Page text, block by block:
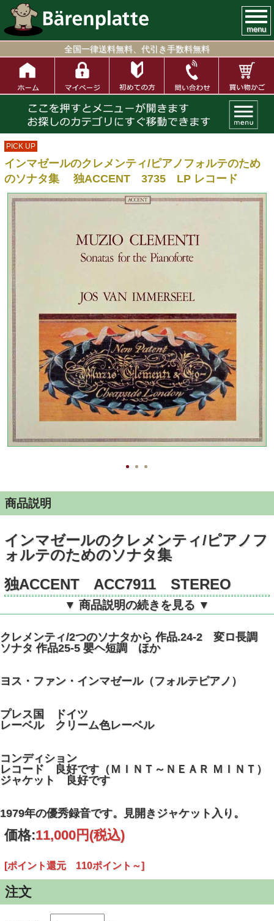
menu
全国一律送料無料、代引き手数料無料
PICK UP
インマゼールのクレメンティ/ピアノフォルテのため
のソナタ集 独ACCENT 3735 LP レコード
商品説明
インマゼールのクレメンティ/ピアノフ
ォルテのためのソナタ集
独ACCENT ACC7911 STEREO
▼ 商品説明の続きを見る ▼
クレメンティ/2つのソナタから 作品.24-2 変ロ長調
ソナタ 作品25-5 嬰ヘ短調 ほか
ヨス・ファン・インマゼール（フォルテピアノ）
プレス国 ドイツ
レーベル クリーム色レーベル
コンディション
レコード 良好です（ＭＩＮＴ～ＮＥＡＲ ＭＩＮＴ）
ジャケット 良好です
1979年の優秀録音です。見開きジャケット入り。
価格:11,000円 (税込)
[ポイント還元 110ポイント～]
注文